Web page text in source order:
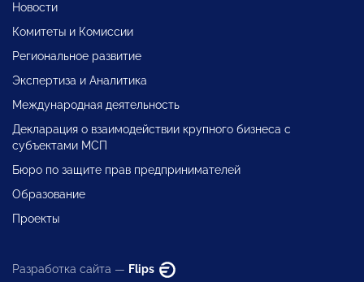
Новости
Комитеты и Комиссии
Региональное развитие
Экспертиза и Аналитика
Международная деятельность
Декларация о взаимодействии крупного бизнеса с
субъектами МСП
Бюро по защите прав предпринимателей
Образование
Проекты
Разработка сайта — Flips